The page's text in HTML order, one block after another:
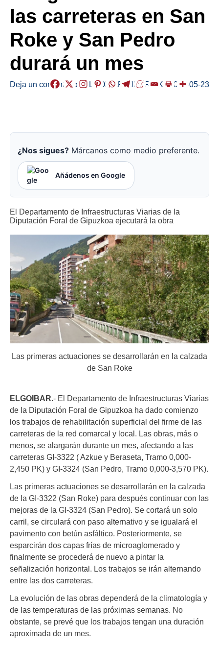
las carreteras en San
Roke y San Pedro
durará un mes
Deja un comentario /ELGOIBAR,HERRIAK /2019-05-23
¿Nos sigues? Márcanos como medio preferente.
Añádenos en Google
El Departamento de Infraestructuras Viarias de la
Diputación Foral de Gipuzkoa ejecutará la obra
Las primeras actuaciones se desarrollarán en la calzada
de San Roke
ELGOIBAR .- El Departamento de Infraestructuras Viarias
de la Diputación Foral de Gipuzkoa ha dado comienzo
los trabajos de rehabilitación superficial del firme de las
carreteras de la red comarcal y local. Las obras, más o
menos, se alargarán durante un mes, afectando a las
carreteras GI-3322 ( Azkue y Beraseta, Tramo 0,000-
2,450 PK) y GI-3324 (San Pedro, Tramo 0,000-3,570 PK).
Las primeras actuaciones se desarrollarán en la calzada
de la GI-3322 (San Roke) para después continuar con las
mejoras de la GI-3324 (San Pedro). Se cortará un solo
carril, se circulará con paso alternativo y se igualará el
pavimento con betún asfáltico. Posteriormente, se
esparcirán dos capas frías de microaglomerado y
finalmente se procederá de nuevo a pintar la
señalización horizontal. Los trabajos se irán alternando
entre las dos carreteras.
La evolución de las obras dependerá de la climatología y
de las temperaturas de las próximas semanas. No
obstante, se prevé que los trabajos tengan una duración
aproximada de un mes.